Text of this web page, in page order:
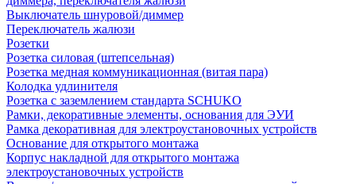
Выключатель шнуровой/диммер
Переключатель жалюзи
Розетки
Розетка силовая (штепсельная)
Розетка медная коммуникационная (витая пара)
Колодка удлинителя
Розетка с заземлением стандарта SCHUKO
Рамки, декоративные элементы, основания для ЭУИ
Рамка декоративная для электроустановочных устройств
Основание для открытого монтажа
Корпус накладной для открытого монтажа
электроустановочных устройств